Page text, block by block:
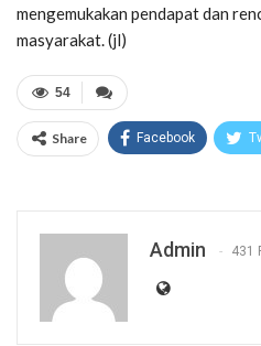
mengemukakan pendapat dan
masyarakat. (jl)
54
Share Facebook
Admin 431